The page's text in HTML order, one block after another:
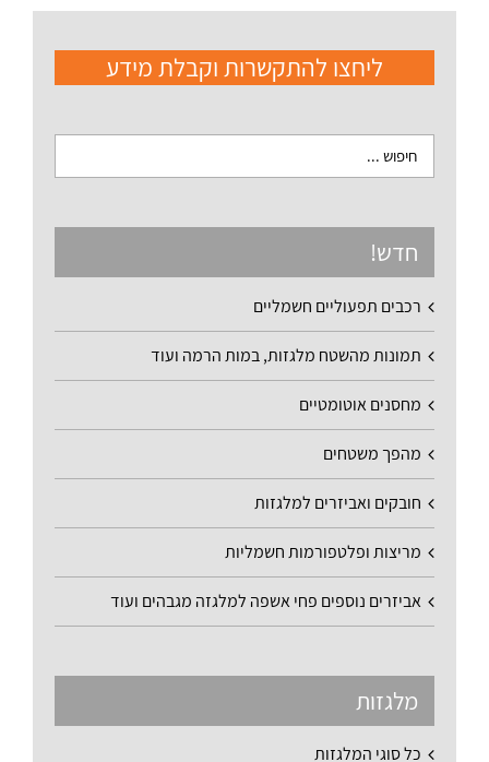
ליחצו להתקשרות וקבלת מידע
חדש!
רכבים תפעוליים חשמליים
תמונות מהשטח מלגזות, במות הרמה ועוד
מחסנים אוטומטיים
מהפך משטחים
חובקים ואביזרים למלגזות
מריצות ופלטפורמות חשמליות
אביזרים נוספים פחי אשפה למלגזה מגבהים ועוד
מלגזות
כל סוגי המלגזות